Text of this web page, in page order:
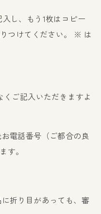
し、もう1枚はコピー
つけてください。 ※ は
ご記入いただきますよ
電話番号（ご都合の良
す。
折り目があっても、審